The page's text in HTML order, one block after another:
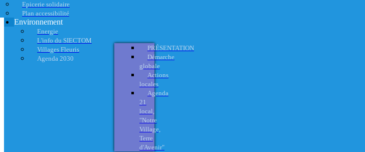
Epicerie solidaire
Plan accessibilité
Environnement
Energie
L'info du SIECTOM
Villages Fleuris
Agenda 2030
PRÉSENTATION
Démarche
globale
Actions
locales
Agenda
21
local,
"Notre
Village,
Terre
d'Avenir"